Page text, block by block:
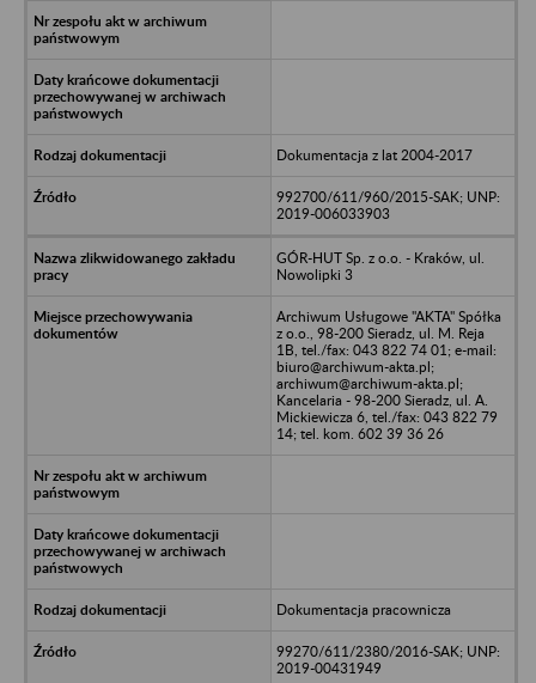
Dokumentacja z lat 2004-2017
992700/611/960/2015-SAK; UNP:
2019-006033903
GÓR-HUT Sp. z o.o. - Kraków, ul.
Nowolipki 3
Archiwum Usługowe "AKTA" Spółka
z o.o., 98-200 Sieradz, ul. M. Reja
1B, tel./fax: 043 822 74 01; e-mail:
biuro@archiwum-akta.pl;
archiwum@archiwum-akta.pl;
Kancelaria - 98-200 Sieradz, ul. A.
Mickiewicza 6, tel./fax: 043 822 79
14; tel. kom. 602 39 36 26
Dokumentacja pracownicza
99270/611/2380/2016-SAK; UNP:
2019-00431949